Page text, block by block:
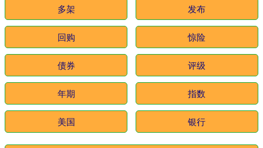
多架 发布
回购 惊险
债券 评级
年期 指数
美国 银行